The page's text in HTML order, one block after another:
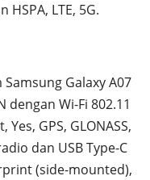
HSPA, LTE, 5G.
Galaxy A07
Wi-Fi 802.11
GPS, GLONASS,
dan USB Type-C
(side-mounted),